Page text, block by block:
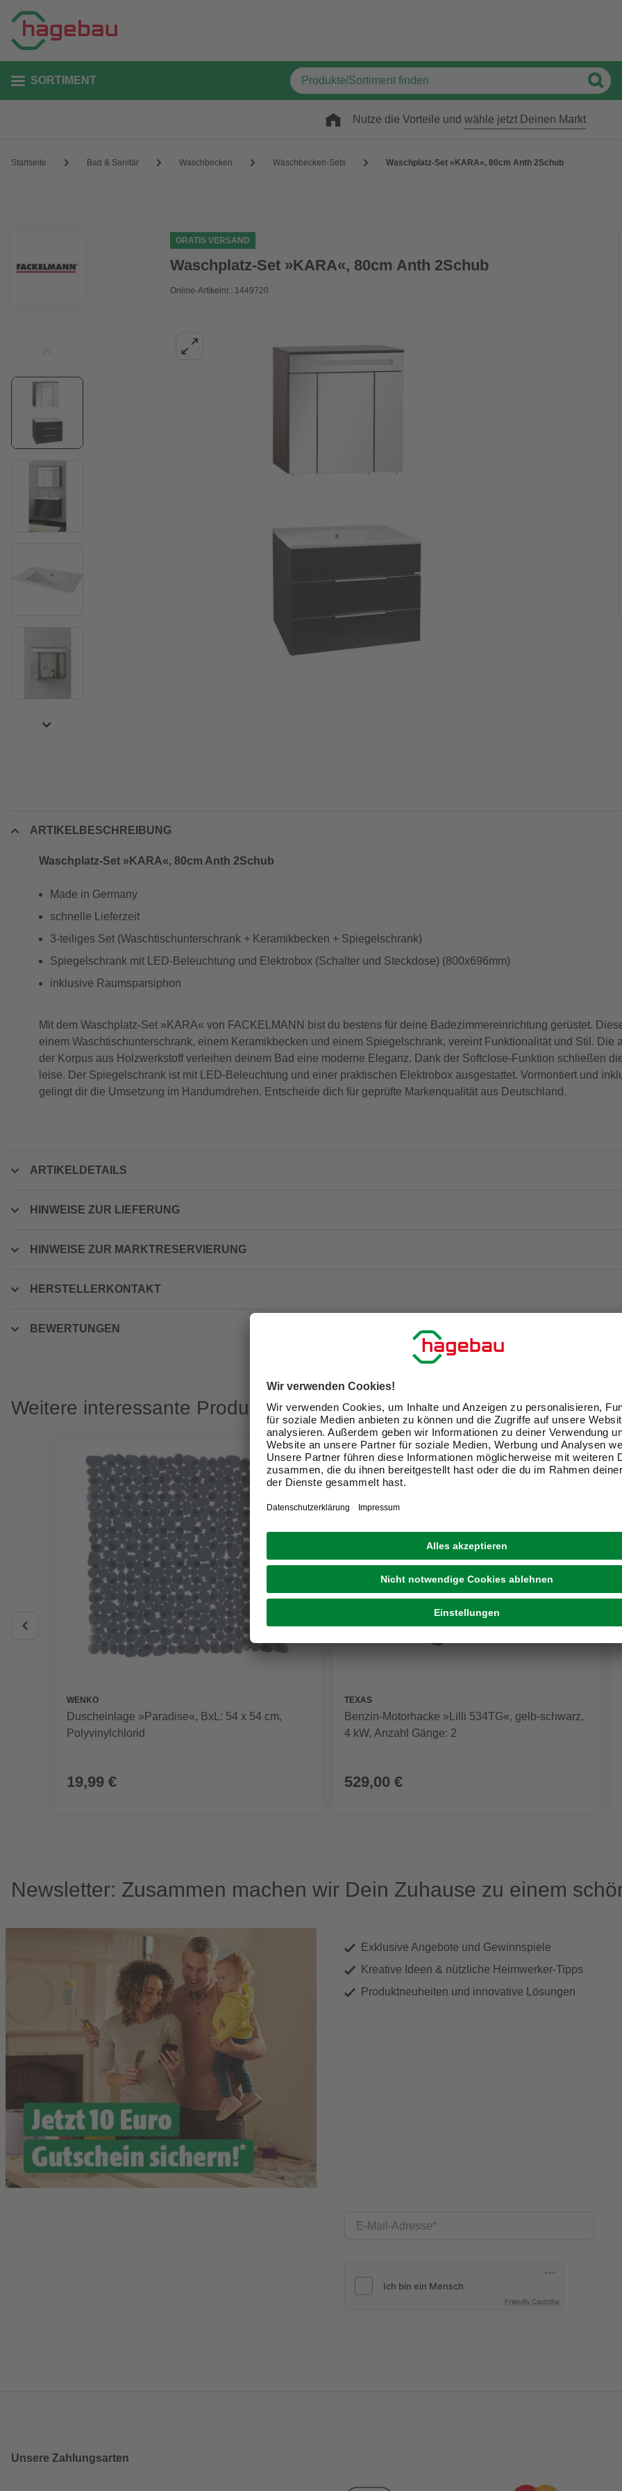
SORTIMENT
Nutze die Vorteile und wähle jetzt Deinen Markt
Startseite Bad & Sanitär Waschbecken Waschbecken-Sets Waschplatz-Set »KARA«, 80cm Anth 2Schub
GRATIS VERSAND
Waschplatz-Set »KARA«, 80cm Anth 2Schub
Online-Artikelnr.: 1449720
ARTIKELBESCHREIBUNG
Waschplatz-Set »KARA«, 80cm Anth 2Schub
Made in Germany
schnelle Lieferzeit
3-teiliges Set (Waschtischunterschrank + Keramikbecken + Spiegelschrank)
Spiegelschrank mit LED-Beleuchtung und Elektrobox (Schalter und Steckdose) (800x696mm)
inklusive Raumsparsiphon
Mit dem Waschplatz-Set »KARA« von FACKELMANN bist du bestens für deine Badezimmereinrichtung gerüstet.
einem Waschtischunterschrank, einem Keramikbecken und einem Spiegelschrank, vereint Funktionalität und Stil. Die
der Korpus aus Holzwerkstoff verleihen deinem Bad eine moderne Eleganz. Dank der Softclose-Funktion schließen
leise. Der Spiegelschrank ist mit LED-Beleuchtung und einer praktischen Elektrobox ausgestattet. Vormontiert und
gelingt dir die Umsetzung im Handumdrehen. Entscheide dich für geprüfte Markenqualität aus Deutschland.
ARTIKELDETAILS
HINWEISE ZUR LIEFERUNG
HINWEISE ZUR MARKTRESERVIERUNG
HERSTELLERKONTAKT
BEWERTUNGEN
Weitere interessante Produkte
WENKO
Duscheinlage »Paradise«, BxL: 54 x 54 cm,
Polyvinylchlorid
19,99 €
TEXAS
Benzin-Motorhacke »Lilli 534TG«, gelb-schwarz,
4 kW, Anzahl Gänge: 2
529,00 €
Newsletter: Zusammen machen wir Dein Zuhause zu einem
Exklusive Angebote und Gewinnspiele
Kreative Ideen & nützliche Heimwerker-Tipps
Produktneuheiten und innovative Lösungen
E-Mail-Adresse
Friendly Captcha
Unsere Zahlungsarten